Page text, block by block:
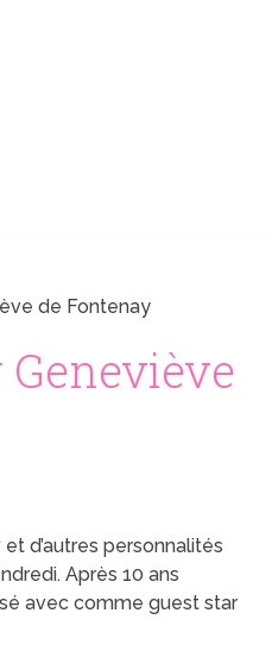
de Fontenay
Geneviève
et d’autres personnalités
Après 10 ans
avec comme guest star